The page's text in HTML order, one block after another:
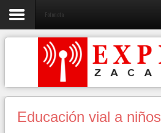
Fotonota
Educación vial a niños